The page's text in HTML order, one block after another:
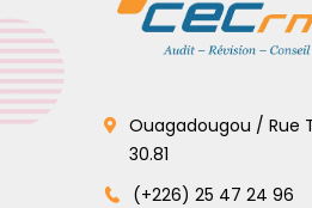
Ouagadougou / Rue
30.81
(+226) 25 47 24 96